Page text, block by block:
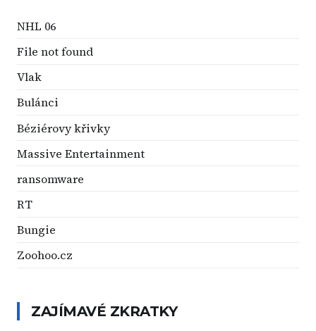
NHL 06
File not found
Vlak
Bulánci
Béziérovy křivky
Massive Entertainment
ransomware
RT
Bungie
Zoohoo.cz
ZAJÍMAVÉ ZKRATKY